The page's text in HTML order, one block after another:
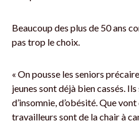
Beaucoup des plus de 50 ans
pas trop le choix.
« On pousse les seniors
jeunes sont déjà bien cassés.
d’insomnie, d’obésité. Que
travailleurs sont de la chair à